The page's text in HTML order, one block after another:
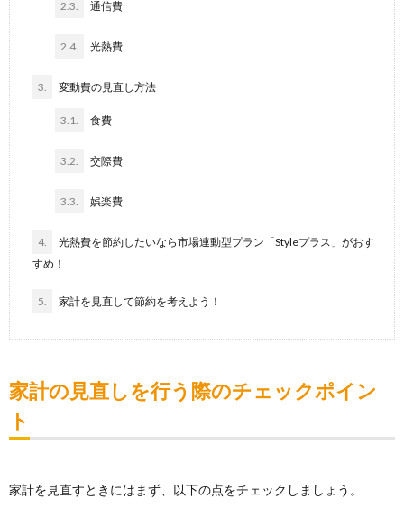
2.3. 通信費
2.4. 光熱費
3. 変動費の見直し方法
3.1. 食費
3.2. 交際費
3.3. 娯楽費
4.
光熱費を節約したいなら市場連動型プラン「Styleプラス」がおす
すめ！
5. 家計を見直して節約を考えよう！
家計の見直しを行う際のチェックポイン
ト
家計を見直すときにはまず、以下の点をチェックしましょう。